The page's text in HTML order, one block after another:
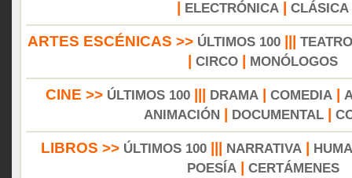
ELECTRÓNICA CLÁSICA
ARTES ESCÉNICAS >> ÚLTIMOS 100||| TEATRO
CIRCO MONÓLOGOS
CINE >> ÚLTIMOS 100 DRAMA COMEDIA
ANIMACIÓN
DOCUMENTAL|
LIBROS >> ÚLTIMOS 100 NARRATIVA
POESÍA| CERTÁMENES